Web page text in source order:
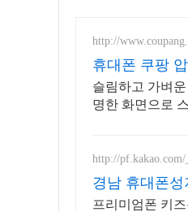
http://
휴대폰 쿠팡
슬림하고 가벼
명한 화면으로
http://
경남 휴대폰
프리미엄폰 키